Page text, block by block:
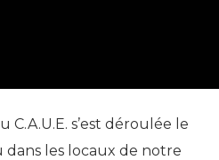
C.A.U.E. s’est déroulée le
dans les locaux de notre